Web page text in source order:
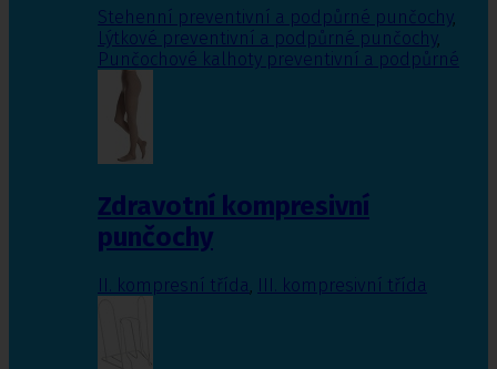
Stehenní preventivní a podpůrné punčochy,
Lýtkové preventivní a podpůrné punčochy,
Punčochové kalhoty preventivní a podpůrné
Zdravotní kompresivní
punčochy
II. kompresní třída III. kompresivní třída